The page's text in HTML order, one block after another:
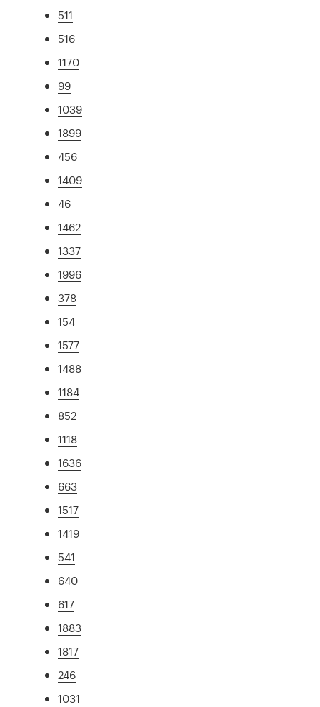
511
516
1170
99
1039
1899
456
1409
46
1462
1337
1996
378
154
1577
1488
1184
852
1118
1636
663
1517
1419
541
640
617
1883
1817
246
1031